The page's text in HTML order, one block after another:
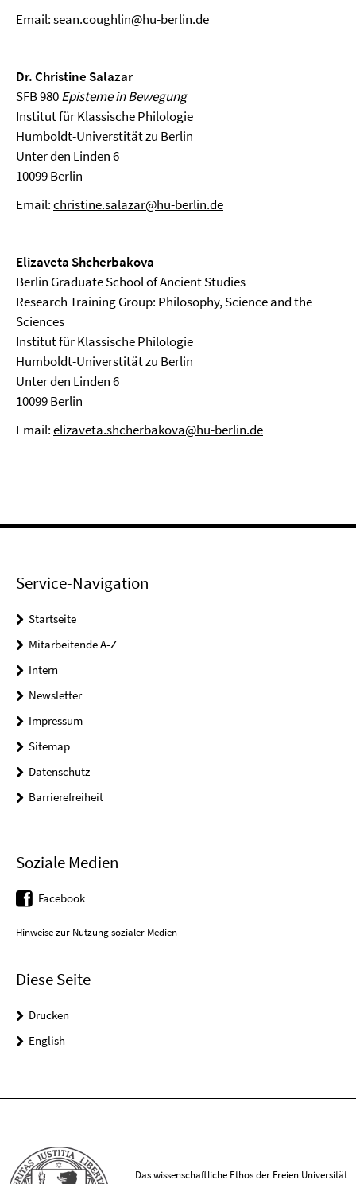
Email:sean.coughlin@hu-berlin.de
Dr. Christine Salazar
SFB 980Episteme in Bewegung
Institut für Klassische Philologie
Humboldt-Universtität zu Berlin
Unter den Linden 6
10099 Berlin
Email:christine.salazar@hu-berlin.de
Elizaveta Shcherbakova
Berlin Graduate School of Ancient Studies
Research Training Group: Philosophy, Science and the
Sciences
Institut für Klassische Philologie
Humboldt-Universtität zu Berlin
Unter den Linden 6
10099 Berlin
Email:elizaveta.shcherbakova@hu-berlin.de
Service-Navigation
Startseite
Mitarbeitende A-Z
Intern
Newsletter
Impressum
Sitemap
Datenschutz
Barrierefreiheit
Soziale Medien
Facebook
Hinweise zur Nutzung sozialer Medien
Diese Seite
Drucken
English
Das wissenschaftliche Ethos der Freien Universität